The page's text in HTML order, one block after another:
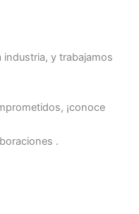
y trabajamos
¡conoce
.